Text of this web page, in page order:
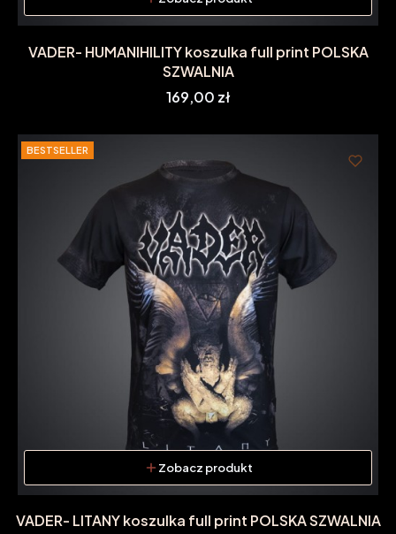
VADER- HUMANIHILITY koszulka full print POLSKA
SZWALNIA
Cena
169,00 zł
BESTSELLER
Zobacz produkt
VADER- LITANY koszulka full print POLSKA SZWALNIA